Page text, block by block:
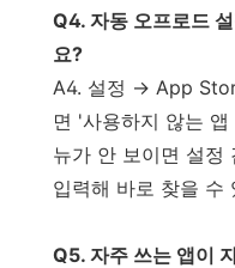
Q4. 자동 오프로드
요?
A4. 설정 → App
면 '사용하지 않는
뉴가 안 보이면 설정
입력해 바로 찾을 수
Q5. 자주 쓰는 앱이